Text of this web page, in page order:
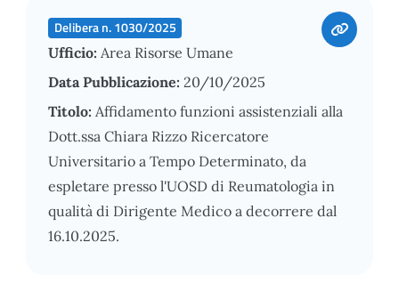
Delibera n. 1030/2025
Ufficio: Area Risorse Umane
Data Pubblicazione: 20/10/2025
Titolo: Affidamento funzioni assistenziali alla
Dott.ssa Chiara Rizzo Ricercatore
Universitario a Tempo Determinato, da
espletare presso l'UOSD di Reumatologia in
qualità di Dirigente Medico a decorrere dal
16.10.2025.